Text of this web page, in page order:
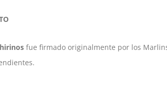
fue firmado originalmente por los